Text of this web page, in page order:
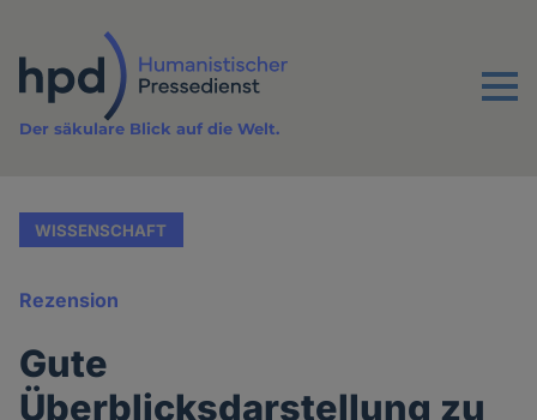
Inhalt
Menu
Der säkulare Blick auf die Welt.
WISSENSCHAFT
Rezension
Gute
Überblicksdarstellung zu